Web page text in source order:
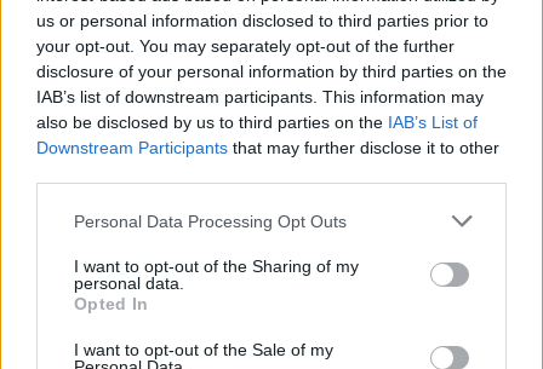
us or personal information disclosed to third parties prior to
your opt-out. You may separately opt-out of the further
disclosure of your personal information by third parties on the
IAB’s list of downstream participants. This information may
also be disclosed by us to third parties on the IAB’s List of
Downstream Participants that may further disclose it to other
Personal Data Processing Opt Outs
I want to opt-out of the Sharing of my
personal data.
Opted In
I want to opt-out of the Sale of my
Albums : Origins
Paroles + Traduction Téléchargement
Vidéos
Pour prolonger le plaisir musical :
Vous aimez chanter, apprenez la guitare chez